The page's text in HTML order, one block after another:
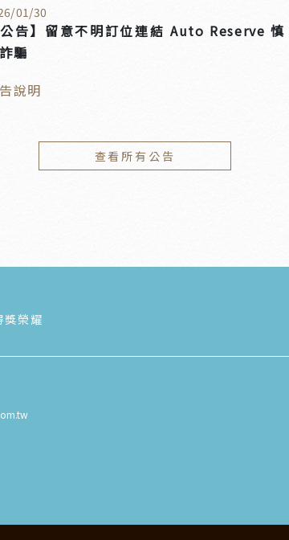
/01 /30
公告】留意不明訂位連結 Auto Reserve 慎
騙
說明
查看所有公告
獎榮耀